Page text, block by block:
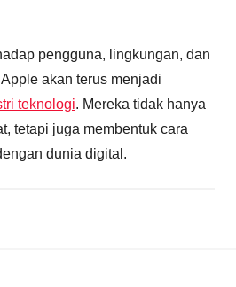
pengguna, lingkungan, dan
akan terus menjadi
teknologi. Mereka tidak hanya
tetapi juga membentuk cara
dunia digital.